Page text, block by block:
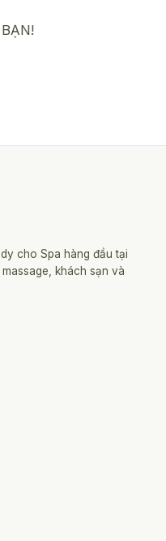
cho Spa hàng đầu tại
khách sạn và